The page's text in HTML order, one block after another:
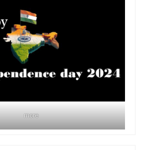
more